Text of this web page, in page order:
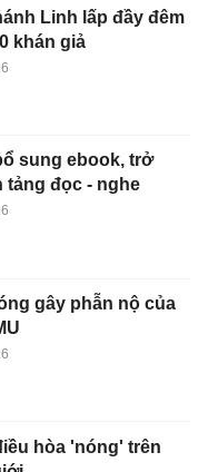
Linh lấp đầy đêm
khán giả
sung ebook, trở
tảng đọc - nghe
gây phẫn nộ của
hòa 'nóng' trên